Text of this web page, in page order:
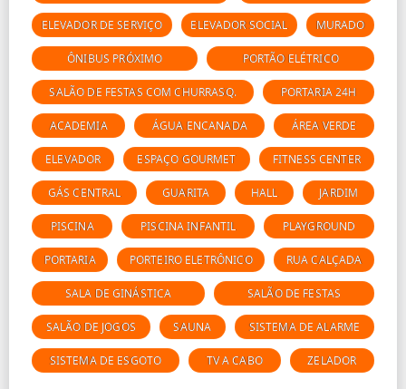
ELEVADOR DE SERVIÇO ELEVADOR SOCIAL MURADO
ÔNIBUS PRÓXIMO PORTÃO ELÉTRICO
SALÃO DE FESTAS COM CHURRASQ. PORTARIA 24H
ACADEMIA ÁGUA ENCANADA ÁREA VERDE
ELEVADOR ESPAÇO GOURMET FITNESS CENTER
GÁS CENTRAL GUARITA HALL JARDIM
PISCINA PISCINA INFANTIL PLAYGROUND
PORTARIA PORTEIRO ELETRÔNICO RUA CALÇADA
SALA DE GINÁSTICA SALÃO DE FESTAS
SALÃO DE JOGOS SAUNA SISTEMA DE ALARME
SISTEMA DE ESGOTO TV A CABO ZELADOR